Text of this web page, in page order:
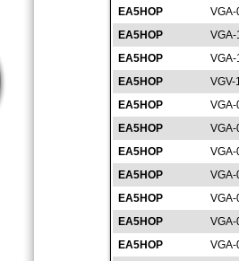
EA5HOP
EA5HOP
EA5HOP
EA5HOP
VGV-
EA5HOP
EA5HOP
EA5HOP
EA5HOP
EA5HOP
EA5HOP
VGA-
EA5HOP